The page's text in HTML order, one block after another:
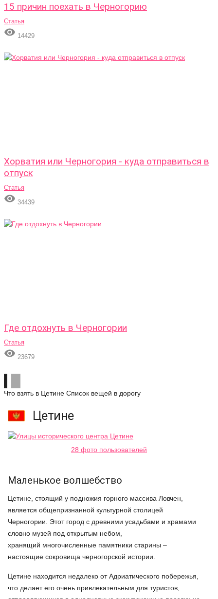
15 причин поехать в Черногорию
Статья
 14429
Хорватия или Черногория - куда отправиться в
отпуск
Статья
 34439
Где отдохнуть в Черногории
Статья
 23679
Что взять в Цетине Список вещей в дорогу
Цетине
28 фото пользователей
Маленькое волшебство
Цетине, стоящий у подножия горного массива Ловчен,
является общепризнанной культурной столицей
Черногории. Этот город с древними усадьбами и храмами
словно музей под открытым небом,
хранящий многочисленные памятники старины –
настоящие сокровища черногорской истории.
Цетине находится недалеко от Адриатического побережья,
что делает его очень привлекательным для туристов,